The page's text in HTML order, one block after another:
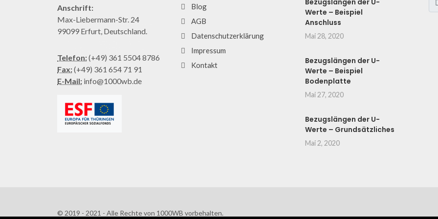
Anschrift:
Max-Liebermann-Str. 24
99099 Erfurt, Deutschland.
Telefon:(+49) 361 5504 8786
Fax:(+49) 361 654 71 91
E-Mail: info@1000wb.de
Blog
AGB
Datenschutzerklärung
Impressum
Kontakt
Bezugslängen der U-
Werte – Beispiel
Anschluss
Mai 28, 2020
Bezugslängen der U-
Werte – Beispiel
Bodenplatte
Mai 27, 2020
Bezugslängen der U-
Werte – Grundsätzliches
Mai 2, 2020
© 2019 - 2021 - Alle Rechte von 1000WB vorbehalten.